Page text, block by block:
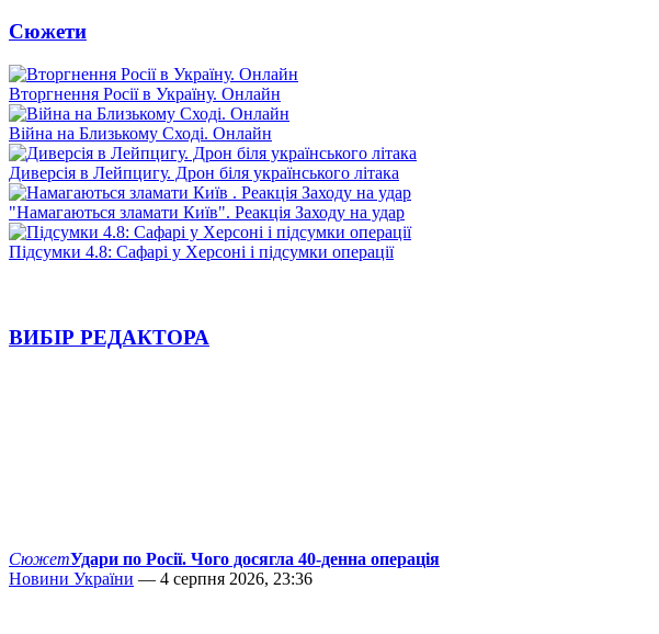
Сюжети
Вторгнення Росії в Україну. Онлайн
Війна на Близькому Сході. Онлайн
Диверсія в Лейпцигу. Дрон біля українського літака
"Намагаються зламати Київ". Реакція Заходу на удар
Підсумки 4.8: Сафарі у Херсоні і підсумки операції
ВИБІР РЕДАКТОРА
СюжетУдари по Росії. Чого досягла 40-денна операція
Новини України — 4 серпня 2026, 23:36